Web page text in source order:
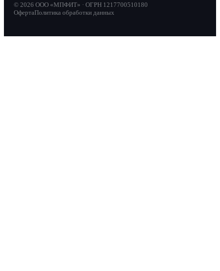
© 2026 ООО «МПФИТ» · ОГРН 1217700510180
ОфертаПолитика обработки данных